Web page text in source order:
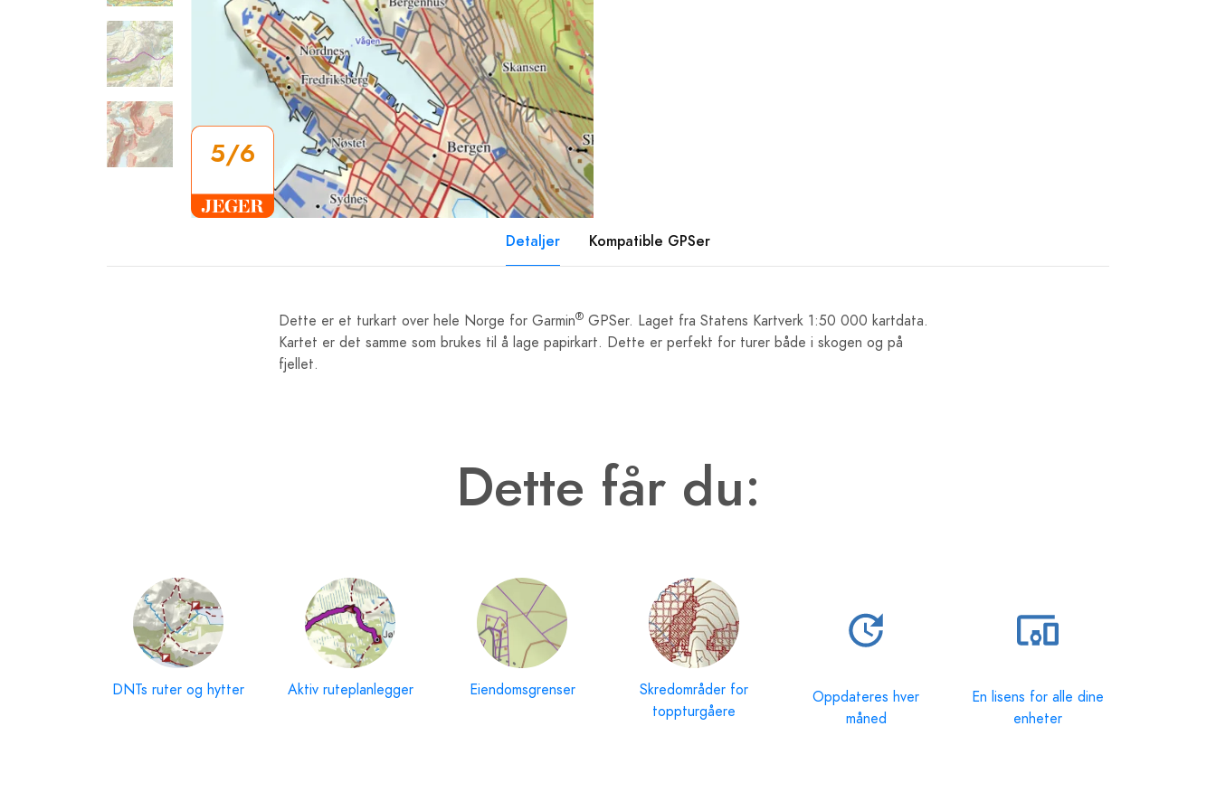
5/6
Detaljer Kompatible GPSer
Dette er et turkart over hele Norge for Garmin® GPSer. Laget fra Statens Kartverk 1:50 000 kartdata.
Kartet er det samme som brukes til å lage papirkart. Dette er perfekt for turer både i skogen og på
fjellet.
Dette får du:
DNTs ruter og hytter Aktiv ruteplanlegger Eiendoms­grenser
Skredområder for
toppturgåere
Oppdateres hver
måned
En lisens for alle dine
enheter